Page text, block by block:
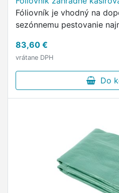
Fóliovník je vhodný na
sezónnemu pestovanie
83,60 €
vrátane DPH
Do